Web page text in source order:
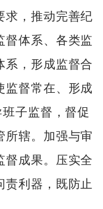
求，推动完善纪
督体系、各类监
系，形成监督合
监督常在、形成
子监督，督促
所辖。加强与审
督成果。压实全
责利器，既防止